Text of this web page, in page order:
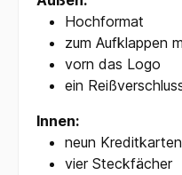
Hochformat
zum Aufklappen
vorn das Logo
ein
Innen:
neun
vier Steckfächer